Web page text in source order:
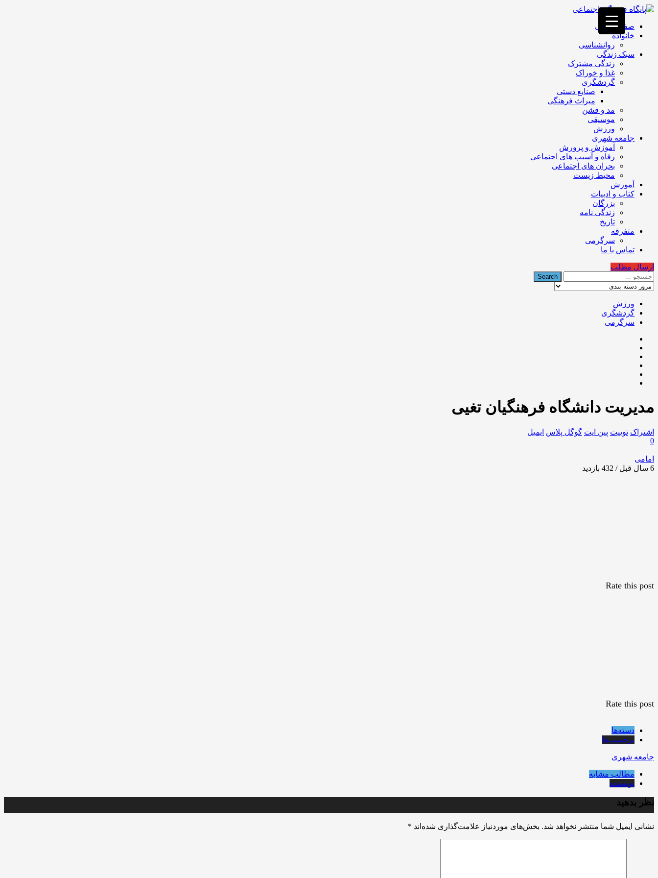
فصد
غرب
تهران
خشکشویی
تصفیه
تهران
صفحه اصلی
خانواده
روانشناسی
سبک زندگی
زندگی مشترک
غذا و خوراک
گردشگری
صنایع دستی
میراث فرهنگی
مد و فشن
موسیقی
ورزش
جامعه شهری
آموزش و پرورش
رفاه و آسیب های اجتماعی
بحران های اجتماعی
محیط زیست
آموزش
کتاب و ادبیات
بزرگان
زندگی نامه
تاریخ
متفرقه
سرگرمی
تماس با ما
ارسال مطلب
ورزش
گردشگری
سرگرمی
مدیریت دانشگاه فرهنگیان تغیی
اشتراک توییت پین ایت گوگل‌ پلاس ایمیل
0
امامی
6 سال قبل / 432
بازدید
Rate this post
Rate this post
دسته‌ها
برچسب‌ها
جامعه شهری
مطالب مشابه
نویسنده
نظر بدهید
نشانی ایمیل شما منتشر نخواهد شد. بخش‌های موردنیاز علامت‌گذاری شده‌اند *